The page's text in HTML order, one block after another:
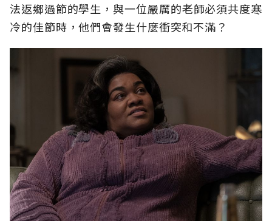
法返鄉過節的學生，與一位嚴厲的老師必須共度寒
冷的佳節時，他們會發生什麼衝突和不滿？